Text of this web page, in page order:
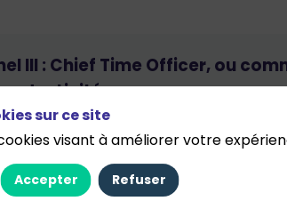
III : Chief Time Officer, ou
devient une ressource clé :
et favoriser l’équilibre entre
sur ce site
visant à améliorer votre
Accepter Refuser